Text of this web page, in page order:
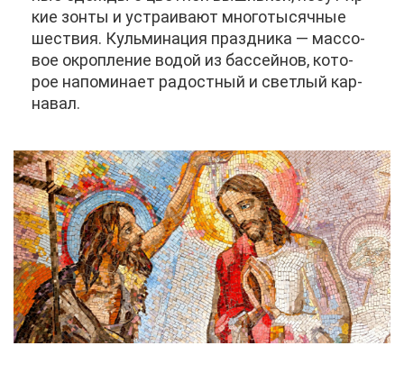
кие зон­ты и устра­и­ва­ют мно­го­ты­сяч­ные
ше­ствия. Куль­ми­на­ция празд­ни­ка — мас­со­
вое окроп­ле­ние во­дой из бас­сей­нов, ко­то­
рое на­по­ми­на­ет ра­дост­ный и свет­лый кар­
на­вал.